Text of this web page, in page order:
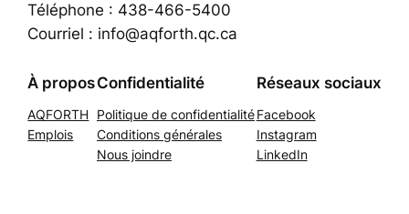
Téléphone : 438-466-5400
Courriel : info@aqforth.qc.ca
À propos
AQFORTH
Emplois
Confidentialité
Politique de confidentialité
Conditions générales
Nous joindre
Réseaux sociaux
Facebook
Instagram
LinkedIn